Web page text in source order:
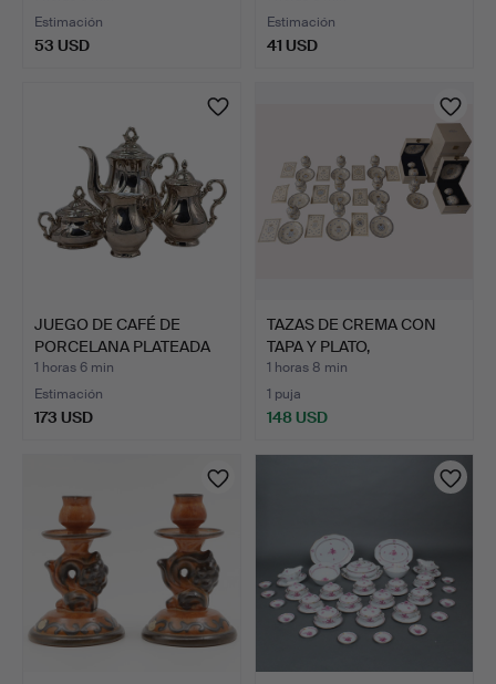
Estimación
53 USD
Estimación
41 USD
JUEGO DE CAFÉ DE
PORCELANA PLATEADA
DE LA …
1 horas 6 min
Estimación
173 USD
TAZAS DE CREMA CON
TAPA Y PLATO,
DECORACIÓ…
1 horas 8 min
1 puja
148 USD